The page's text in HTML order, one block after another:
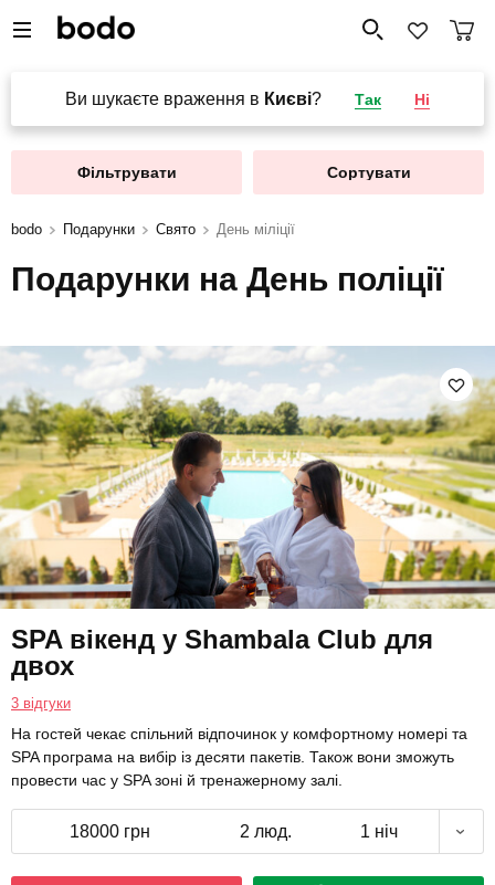
Ви шукаєте враження в Києві? Так Ні
Фільтрувати Сортувати
bodo Подарунки Свято День міліції
Подарунки на День поліції
SPA вікенд у Shambala Club для
двох
3 відгуки
На гостей чекає спільний відпочинок у комфортному номері та
SPA програма на вибір із десяти пакетів. Також вони зможуть
провести час у SPA зоні й тренажерному залі.
18000 грн 2 люд. 1 ніч